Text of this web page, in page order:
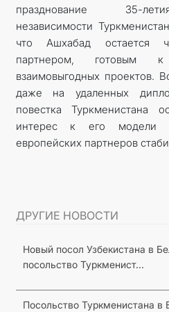
празднование 35-
независимости
что Ашхабад остается
партнером, готовым
взаимовыгодных проектов.
даже на удаленных
повестка Туркменистана
интерес к его модели
европейских партнеров
ДРУГИЕ НОВОСТИ
Новый посол Узбекистана в
посольство Туркменист...
Посольство Туркменистана в